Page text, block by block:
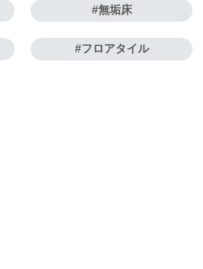
無垢床
フロアタイル